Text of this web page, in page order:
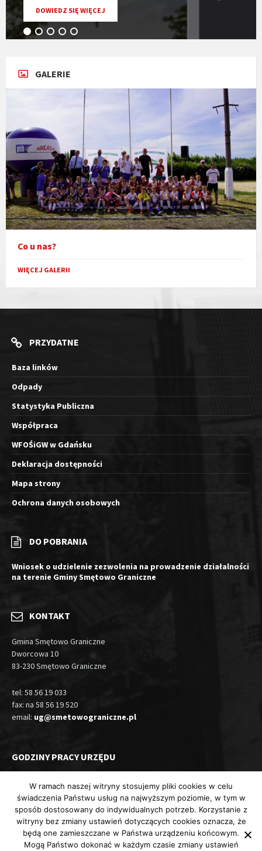
DOWIEDZ SIĘ WIĘCEJ
INFOSMS
GALERIE
Co u nas?
WIĘCEJ GALERII
PRZYDATNE
Baza linków
Odpady
Statystyka Publiczna
Współpraca
WFOŚiGW w Gdańsku
Deklaracja dostępności
Mapa strony
Ochrona danych osobowych
DO POBRANIA
Wniosek o udzielenie zezwolenia na prowadzenie działalności
na terenie Gminy Smętowo Graniczne
KONTAKT
Gmina Smętowo Graniczne
Dworcowa 10
83-230 Smętowo Graniczne
tel: 58 56 19 033
fax: na 58 56 19 520
email: ug@smetowograniczne.pl
GODZINY PRACY URZĘDU
Pn, Wt, Czw: 7.30-15.30
Śr: 7.30-17:00
Pt: 7.30-14:00
W ramach naszej witryny stosujemy pliki cookies w celu
świadczenia Państwu usług na najwyższym poziomie, w tym w
sposób dostosowany do indywidualnych potrzeb. Korzystanie z
witryny bez zmiany ustawień dotyczących cookies oznacza, że
będą one zamieszczane w Państwa urządzeniu końcowym.
Mogą Państwo dokonać w każdym czasie zmiany ustawień